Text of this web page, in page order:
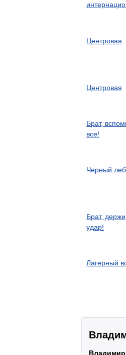
Центровая
Центровая
Брат,
все!
Черный
Брат, держи
удар!
Лагерный